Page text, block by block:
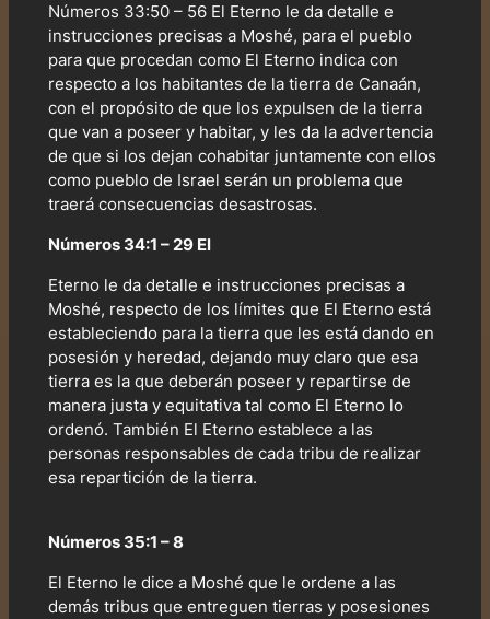
Números 33:50 – 56 El Eterno le da detalle e
instrucciones precisas a Moshé, para el pueblo
para que procedan como El Eterno indica con
respecto a los habitantes de la tierra de Canaán,
con el propósito de que los expulsen de la tierra
que van a poseer y habitar, y les da la advertencia
de que si los dejan cohabitar juntamente con ellos
como pueblo de Israel serán un problema que
traerá consecuencias desastrosas.
Números 34:1 – 29 El
Eterno le da detalle e instrucciones precisas a
Moshé, respecto de los límites que El Eterno está
estableciendo para la tierra que les está dando en
posesión y heredad, dejando muy claro que esa
tierra es la que deberán poseer y repartirse de
manera justa y equitativa tal como El Eterno lo
ordenó. También El Eterno establece a las
personas responsables de cada tribu de realizar
esa repartición de la tierra.
Números 35:1 – 8
El Eterno le dice a Moshé que le ordene a las
demás tribus que entreguen tierras y posesiones